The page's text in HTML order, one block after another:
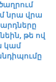
նրա վրա
թե ով
կամ